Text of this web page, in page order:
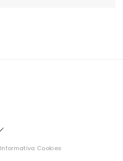
Informativa Cookies